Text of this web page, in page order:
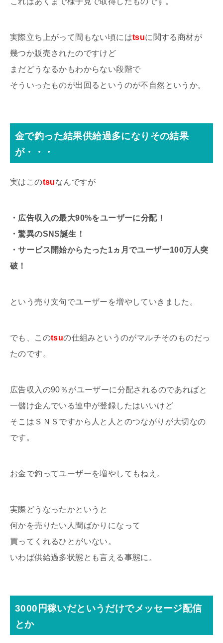
実際立ち上がって間もない頃にはtsuに関する商材が
幾つか販売されたのですけど
まだどうなるかもわからない段階で
そういったものが出回るというのが不自然というか。
金で釣った結果供給過多になりその結果
が・・・
実はこのtsuなんですが
・広告収入の最大90%をユーザーに分配！
・驚異のSNS誕生！
・サービス開始からたった1ヵ月でユーザー100万人突
破！
という売り文句でユーザーを増やしていきました。
でも、このtsuの仕組みというのがマルチそのものだっ
たのです。
広告収入の90％がユーザーに分配されるのであればと
一儲け企んでいる連中が登録したはいいけど
そこはＳＮＳですから人と人とのつながりが大切なの
です。
お金で釣ってユーザーを増やしてもねえ。
実際どうなったかというと
何かを売りたい人間ばかりになって
買ってくれるひとがいない。
いわば供給過多状態とも言える事態に。
3000円稼いだというだけでメッセージ配信
とか